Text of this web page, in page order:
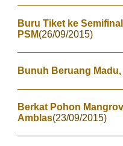
Buru Tiket ke
PSM(26/09/2015)
Bunuh Beruang
Berkat Pohon
Amblas(23/09/2015)